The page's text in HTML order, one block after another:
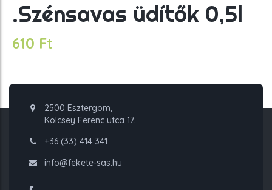
.Szénsavas üdítők 0,5l
610 Ft
2500 Esztergom,
Kölcsey Ferenc utca 17.
+36 (33) 414 341
info@fekete-sas.hu